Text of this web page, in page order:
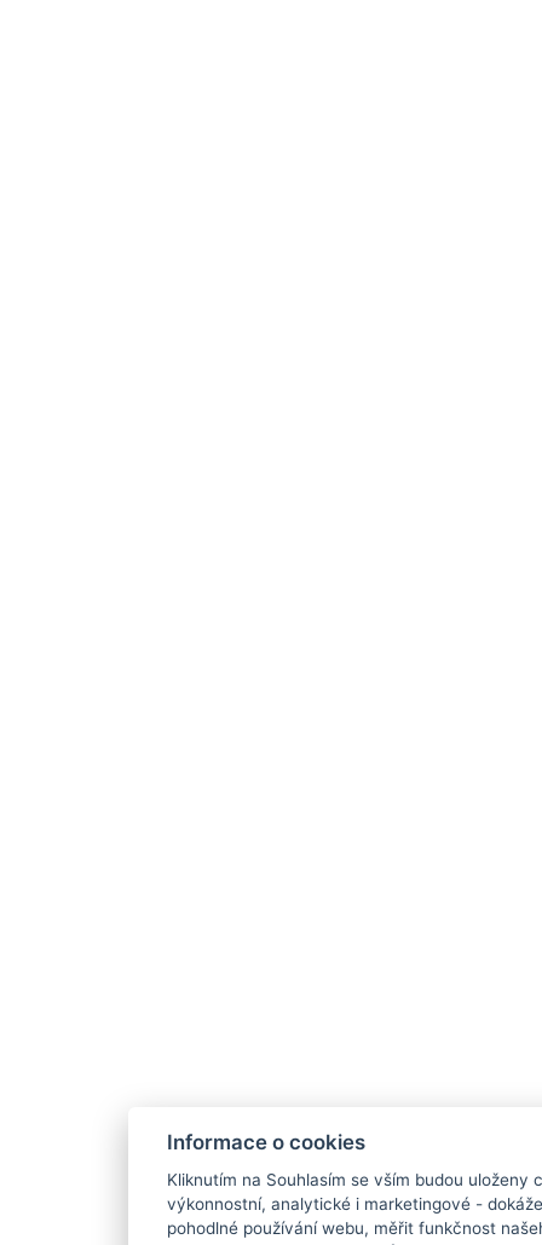
Informace o cookies
Kliknutím na Souhlasím se vším budou uloženy
výkonnostní, analytické i marketingové -
pohodlné používání webu, měřit funkčnost